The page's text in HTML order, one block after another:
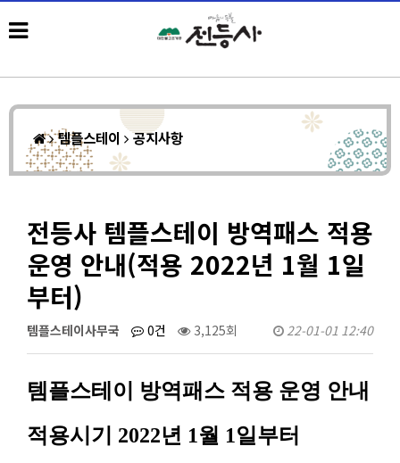
템플스테이 공지사항
전등사 템플스테이 방역패스 적용
운영 안내(적용 2022년 1월 1일
부터)
템플스테이사무국 0건 3,125회 22-01-01 12:40
템플스테이 방역패스 적용 운영 안내
적용시기 2022년 1월 1일부터